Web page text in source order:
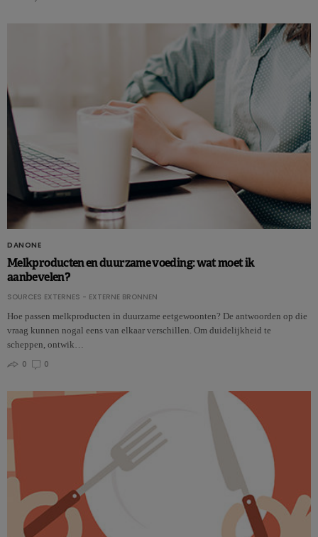
DANONE
Melkproducten en duurzame voeding: wat moet ik
aanbevelen?
SOURCES EXTERNES - EXTERNE BRONNEN
Hoe passen melkproducten in duurzame eetgewoonten? De antwoorden op die
vraag kunnen nogal eens van elkaar verschillen. Om duidelijkheid te
scheppen, ontwik…
0
0